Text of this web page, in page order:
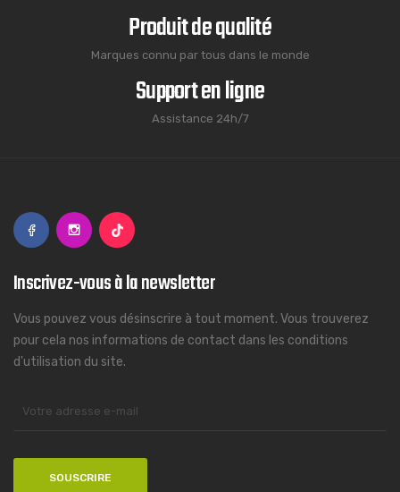
Produit de qualité
Marques connu par tous dans le monde
Support en ligne
Assistance 24h/7
Inscrivez-vous à la newsletter
Vous pouvez vous désinscrire à tout moment. Vous trouverez
pour cela nos informations de contact dans les conditions
d'utilisation du site.